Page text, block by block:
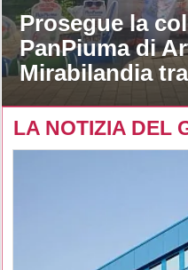
Prosegue la
PanPiuma di
Mirabilandia
divertimento
LA NOTIZIA DEL